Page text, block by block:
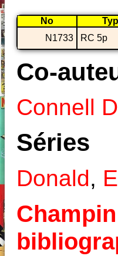
No
N1733
RC 5p
Co-
Connell
Séries
Donald,